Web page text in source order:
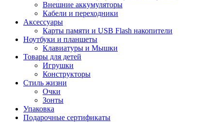
Внешние аккумуляторы
Кабели и переходники
Аксессуары
Карты памяти и USB Flash накопители
Ноутбуки и планшеты
Клавиатуры и Мышки
Товары для детей
Игрушки
Конструкторы
Стиль жизни
Очки
Зонты
Упаковка
Подарочные сертификаты